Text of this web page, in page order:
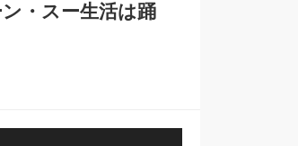
・スー生活は踊